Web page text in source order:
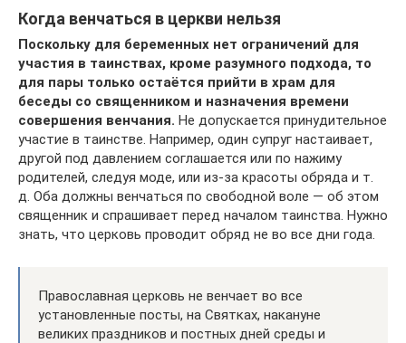
Когда венчаться в церкви нельзя
Поскольку для беременных нет ограничений для
участия в таинствах, кроме разумного подхода, то
для пары только остаётся прийти в храм для
беседы со священником и назначения времени
совершения венчания. Не допускается принудительное
участие в таинстве. Например, один супруг настаивает,
другой под давлением соглашается или по нажиму
родителей, следуя моде, или из-за красоты обряда и т.
д. Оба должны венчаться по свободной воле — об этом
священник и спрашивает перед началом таинства. Нужно
знать, что церковь проводит обряд не во все дни года.
Православная церковь не венчает во все
установленные посты, на Святках, накануне
великих праздников и постных дней среды и